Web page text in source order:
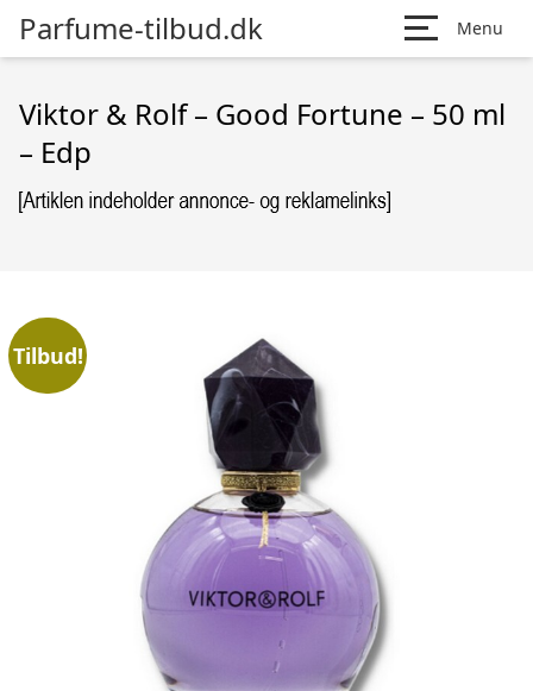
Parfume-tilbud.dk Menu
Viktor & Rolf – Good Fortune – 50 ml
– Edp
Tilbud!